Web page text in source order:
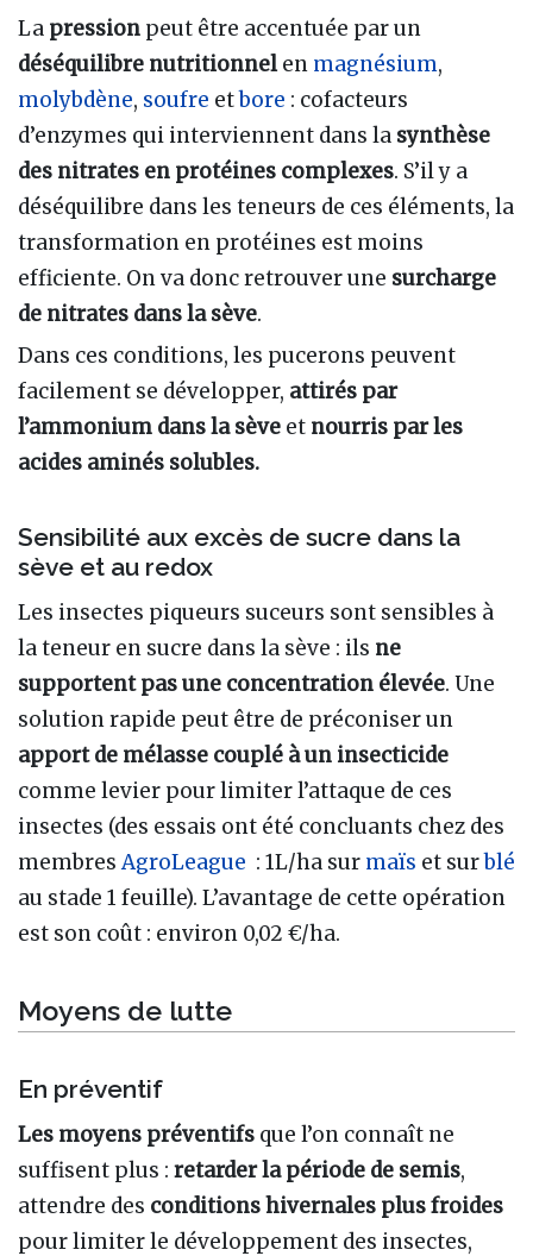
La pression peut être accentuée par un
déséquilibre nutritionnelen magnésium,
molybdène, soufre etbore : cofacteurs
d’enzymes qui interviennent dans la synthèse
des nitrates en protéines complexes. S’il y a
déséquilibre dans les teneurs de ces éléments, la
transformation en protéines est moins
efficiente. On va donc retrouver une surcharge
de nitrates dans la sève.
Dans ces conditions, les pucerons peuvent
facilement se développer, attirés par
l’ammonium dans la sève et nourris par les
acides aminés solubles.
Sensibilité aux excès de sucre dans la
sève et au redox
Les insectes piqueurs suceurs sont sensibles à
la teneur en sucre dans la sève : ils ne
supportent pas une concentration élevée. Une
solution rapide peut être de préconiser un
apport de mélasse couplé à un insecticide
comme levier pour limiter l’attaque de ces
insectes (des essais ont été concluants chez des
membresAgroLeague : 1L/ha sur maïs et surblé
au stade 1 feuille). L’avantage de cette opération
est son coût : environ 0,02 €/ha.
Moyens de lutte
En préventif
Les moyens préventifs que l’on connaît ne
suffisent plus : retarder la période de semis,
attendre des conditions hivernales plus froides
pour limiter le développement des insectes,